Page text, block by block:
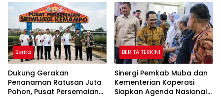
Peraturan Perundang-
undangan
Berita
Dukung Gerakan
Penanaman Ratusan Juta
Pohon, Pusat Persemaian
BERITA TERKINI
Sinergi Pemkab Muba dan
Kementerian Koperasi
Siapkan Agenda Nasional